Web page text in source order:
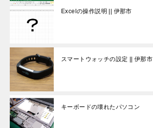
Excelの操作説明 || 伊那市
スマートウォッチの設定 || 伊那市
キーボードの壊れたパソコン